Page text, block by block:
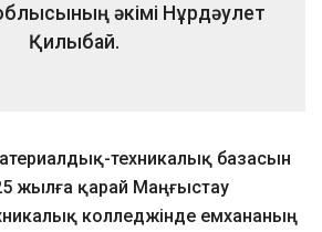
әкімі Нұрдәулет
Қилыбай.
техникалық базасын
жылға қарай Маңғыстау
колледжінде емхананың